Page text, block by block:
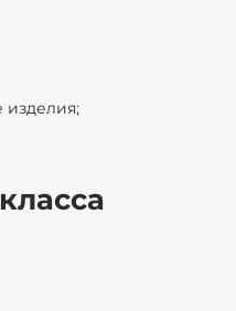
изделия;